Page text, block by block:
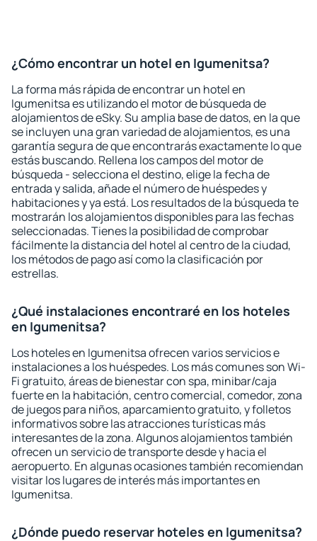
¿Cómo encontrar un hotel en Igumenitsa?
La forma más rápida de encontrar un hotel en
Igumenitsa es utilizando el motor de búsqueda de
alojamientos de eSky. Su amplia base de datos, en la que
se incluyen una gran variedad de alojamientos, es una
garantía segura de que encontrarás exactamente lo que
estás buscando. Rellena los campos del motor de
búsqueda - selecciona el destino, elige la fecha de
entrada y salida, añade el número de huéspedes y
habitaciones y ya está. Los resultados de la búsqueda te
mostrarán los alojamientos disponibles para las fechas
seleccionadas. Tienes la posibilidad de comprobar
fácilmente la distancia del hotel al centro de la ciudad,
los métodos de pago así como la clasificación por
estrellas.
¿Qué instalaciones encontraré en los hoteles
en Igumenitsa?
Los hoteles en Igumenitsa ofrecen varios servicios e
instalaciones a los huéspedes. Los más comunes son Wi-
Fi gratuito, áreas de bienestar con spa, minibar/caja
fuerte en la habitación, centro comercial, comedor, zona
de juegos para niños, aparcamiento gratuito, y folletos
informativos sobre las atracciones turísticas más
interesantes de la zona. Algunos alojamientos también
ofrecen un servicio de transporte desde y hacia el
aeropuerto. En algunas ocasiones también recomiendan
visitar los lugares de interés más importantes en
Igumenitsa.
¿Dónde puedo reservar hoteles en Igumenitsa?